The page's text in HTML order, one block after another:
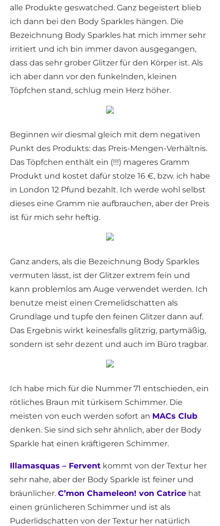
alle Produkte geswatched. Ganz begeistert blieb
ich dann bei den Body Sparkles hängen. Die
Bezeichnung Body Sparkles hat mich immer sehr
irritiert und ich bin immer davon ausgegangen,
dass das sehr grober Glitzer für den Körper ist. Als
ich aber dann vor den funkelnden, kleinen
Töpfchen stand, schlug mein Herz höher.
Beginnen wir diesmal gleich mit dem negativen
Punkt des Produkts: das Preis-Mengen-Verhältnis.
Das Töpfchen enthält ein (!!!) mageres Gramm
Produkt und kostet dafür stolze 16 €, bzw. ich habe
in London 12 Pfund bezahlt. Ich werde wohl selbst
dieses eine Gramm nie aufbrauchen, aber der Preis
ist für mich sehr heftig.
Ganz anders, als die Bezeichnung Body Sparkles
vermuten lässt, ist der Glitzer extrem fein und
kann problemlos am Auge verwendet werden. Ich
benutze meist einen Cremelidschatten als
Grundlage und tupfe den feinen Glitzer dann auf.
Das Ergebnis wirkt keinesfalls glitzrig, partymäßig,
sondern ist sehr dezent und auch im Büro tragbar.
Ich habe mich für die Nummer 71 entschieden, ein
rötliches Braun mit türkisem Schimmer. Die
meisten von euch werden sofort an MACs Club
denken. Sie sind sich sehr ähnlich, aber der Body
Sparkle hat einen kräftigeren Schimmer.
Illamasquas – Fervent kommt von der Textur her
sehr nahe, aber der Body Sparkle ist feiner und
bräunlicher. C’mon Chameleon! von Catrice hat
einen grünlicheren Schimmer und ist als
Puderlidschatten von der Textur her natürlich